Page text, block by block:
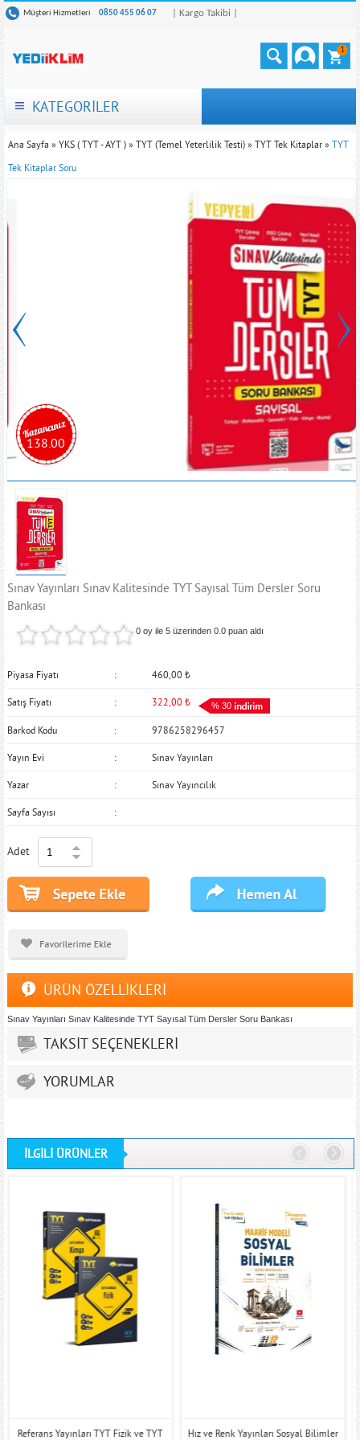
Müşteri Hizmetleri 0850 455 06 07 | Kargo Takibi |
1
KATEGORİLER
Ana Sayfa » YKS ( TYT - AYT ) » TYT (Temel Yeterlilik Testi) » TYT Tek Kitaplar » TYT
Tek Kitaplar Soru
138.00
Sınav Yayınları Sınav Kalitesinde TYT Sayısal Tüm Dersler Soru
Bankası
0 oy ile 5 üzerinden0.0 puan aldı
Piyasa Fiyatı 460,00 ₺
Satış Fiyatı 322,00 ₺ % 30
Barkod Kodu 9786258296457
Yayın Evi Sınav Yayınları
Yazar Sınav Yayıncılık
Sayfa Sayısı
Adet
ÜRÜN ÖZELLİKLERİ
Sınav Yayınları Sınav Kalitesinde TYT Sayısal Tüm Dersler Soru Bankası
TAKSİT SEÇENEKLERİ
YORUMLAR
İLGİLİ ÜRÜNLER
Referans Yayınları TYT Fizik ve TYT Hız ve Renk Yayınları Sosyal Bilimler